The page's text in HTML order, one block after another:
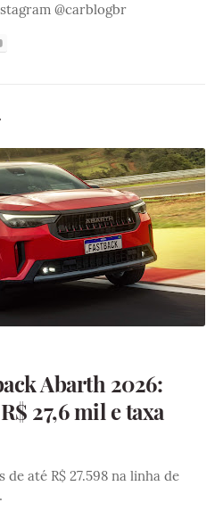
@carblogbr
Abarth 2026:
27,6 mil e taxa
até R$ 27.598 na linha de